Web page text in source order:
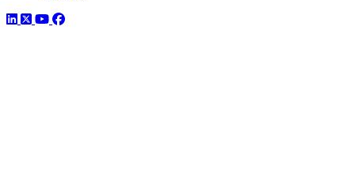
LinkedIn
TwitterYouTube
Facebook